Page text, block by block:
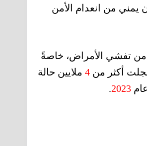
يمني من انعدام الأمن
من تفشي الأمراض، خاصةً
أكثر من 4 ملايين حالة
2023
.